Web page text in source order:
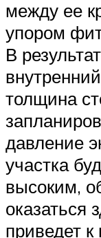
между ее
упором
В
толщина
давление
участка
высоким,
оказаться
приведет